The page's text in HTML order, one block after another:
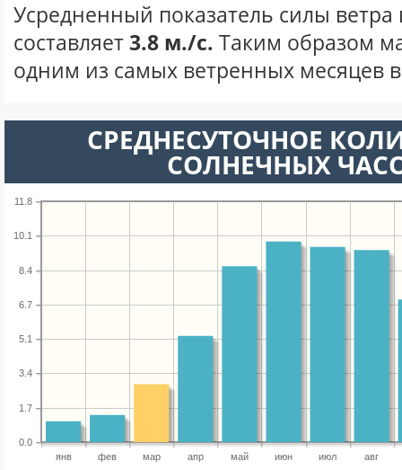
Усредненный показатель силы ветра
составляет3.8 м./с. Таким образом
одним из самых ветренных месяцев в
СРЕДНЕСУТОЧНОЕ
СОЛНЕЧНЫХ
янв фев мар апр май июн июл авг
0.0
1.7
3.4
5.1
6.7
8.4
10.1
11.8